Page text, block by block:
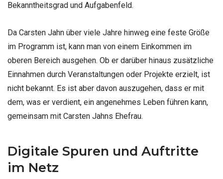
Bekanntheitsgrad und Aufgabenfeld.
Da Carsten Jahn über viele Jahre hinweg eine feste Größe
im Programm ist, kann man von einem Einkommen im
oberen Bereich ausgehen. Ob er darüber hinaus zusätzliche
Einnahmen durch Veranstaltungen oder Projekte erzielt, ist
nicht bekannt. Es ist aber davon auszugehen, dass er mit
dem, was er verdient, ein angenehmes Leben führen kann,
gemeinsam mit Carsten Jahns Ehefrau.
Digitale Spuren und Auftritte
im Netz